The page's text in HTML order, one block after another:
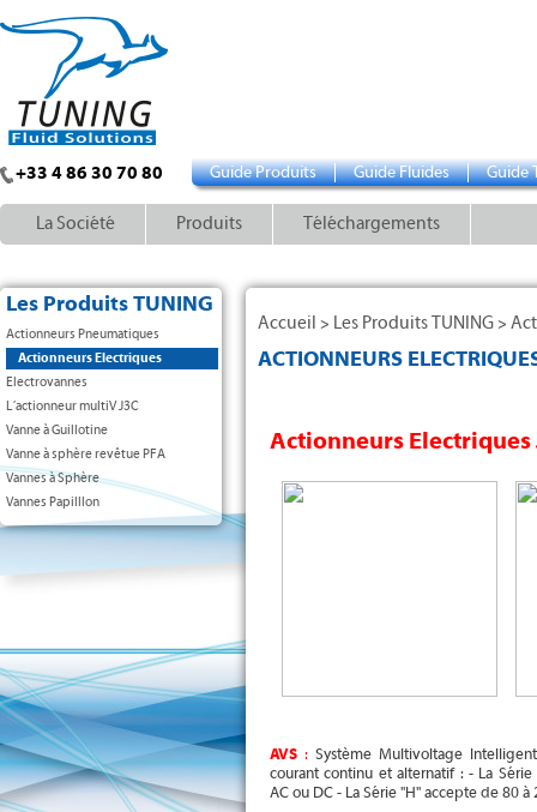
+33 4 86 30 70 80 Guide Produits Guide Fluides Guide
La Société Produits Téléchargements
Les Produits TUNING
Actionneurs Pneumatiques
Actionneurs Electriques
Electrovannes
L´actionneur multiV J3C
Vanne à Guillotine
Vanne à sphère revêtue PFA
Vannes à Sphère
Vannes Papilllon
Accueil > Les Produits TUNING >
ACTIONNEURS
Actionneurs Electriques
AVS :Système Multivoltage
courant continu et alternatif : - La
AC ou DC - La Série "H" accepte de 80 à